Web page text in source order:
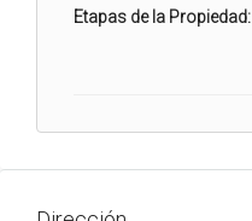
Etapas de la Propiedad: